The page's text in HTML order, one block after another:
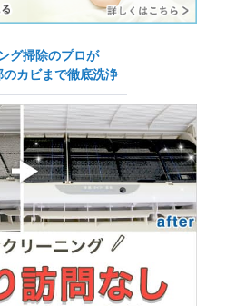
グ掃除のプロが
のカビまで徹底洗浄